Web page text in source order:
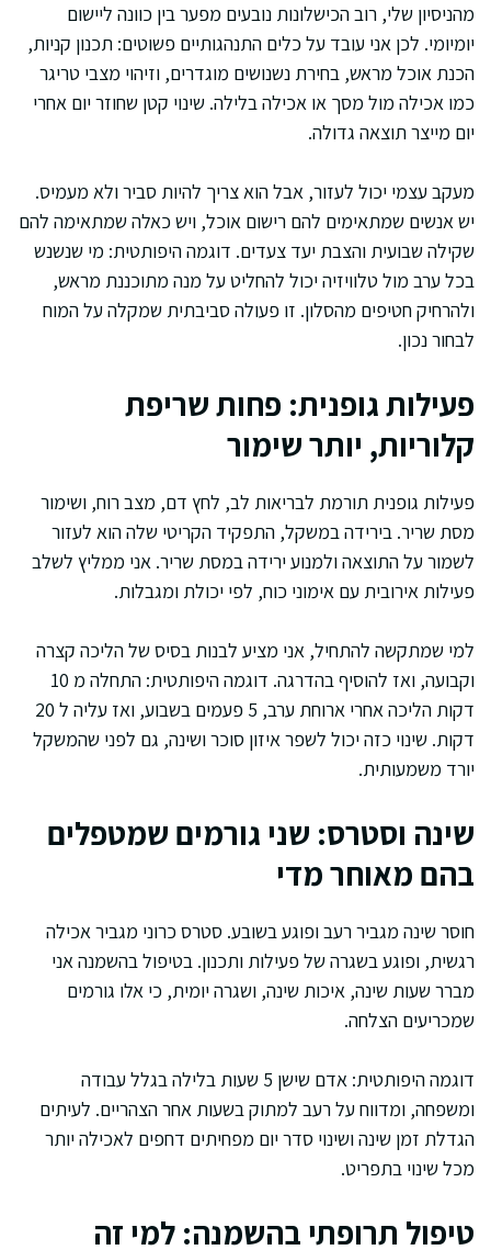
מהניסיון שלי, רוב הכישלונות נובעים מפער בין כוונה ליישום
יומיומי. לכן אני עובד על כלים התנהגותיים פשוטים: תכנון קניות,
הכנת אוכל מראש, בחירת נשנושים מוגדרים, וזיהוי מצבי טריגר
כמו אכילה מול מסך או אכילה בלילה. שינוי קטן שחוזר יום אחרי
יום מייצר תוצאה גדולה.
מעקב עצמי יכול לעזור, אבל הוא צריך להיות סביר ולא מעמיס.
יש אנשים שמתאימים להם רישום אוכל, ויש כאלה שמתאימה להם
שקילה שבועית והצבת יעד צעדים. דוגמה היפותטית: מי שנשנש
בכל ערב מול טלוויזיה יכול להחליט על מנה מתוכננת מראש,
ולהרחיק חטיפים מהסלון. זו פעולה סביבתית שמקלה על המוח
לבחור נכון.
פעילות גופנית: פחות שריפת
קלוריות, יותר שימור
פעילות גופנית תורמת לבריאות לב, לחץ דם, מצב רוח, ושימור
מסת שריר. בירידה במשקל, התפקיד הקריטי שלה הוא לעזור
לשמור על התוצאה ולמנוע ירידה במסת שריר. אני ממליץ לשלב
פעילות אירובית עם אימוני כוח, לפי יכולת ומגבלות.
למי שמתקשה להתחיל, אני מציע לבנות בסיס של הליכה קצרה
וקבועה, ואז להוסיף בהדרגה. דוגמה היפותטית: התחלה מ 10
דקות הליכה אחרי ארוחת ערב, 5 פעמים בשבוע, ואז עליה ל 20
דקות. שינוי כזה יכול לשפר איזון סוכר ושינה, גם לפני שהמשקל
יורד משמעותית.
שינה וסטרס: שני גורמים שמטפלים
בהם מאוחר מדי
חוסר שינה מגביר רעב ופוגע בשובע. סטרס כרוני מגביר אכילה
רגשית, ופוגע בשגרה של פעילות ותכנון. בטיפול בהשמנה אני
מברר שעות שינה, איכות שינה, ושגרה יומית, כי אלו גורמים
שמכריעים הצלחה.
דוגמה היפותטית: אדם שישן 5 שעות בלילה בגלל עבודה
ומשפחה, ומדווח על רעב למתוק בשעות אחר הצהריים. לעיתים
הגדלת זמן שינה ושינוי סדר יום מפחיתים דחפים לאכילה יותר
מכל שינוי בתפריט.
טיפול תרופתי בהשמנה: למי זה